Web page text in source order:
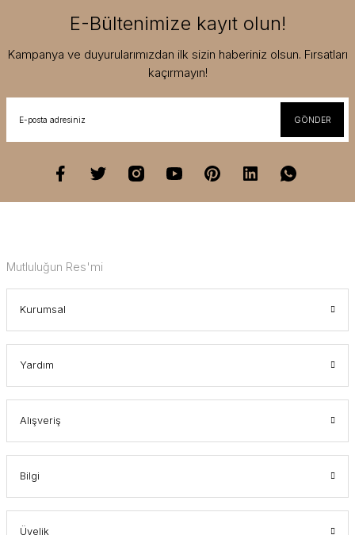
E-Bültenimize kayıt olun!
Kampanya ve duyurularımızdan ilk sizin haberiniz olsun. Fırsatları
kaçırmayın!
GÖNDER
Mutluluğun Res'mi
Kurumsal
Yardım
Alışveriş
Bilgi
Üyelik